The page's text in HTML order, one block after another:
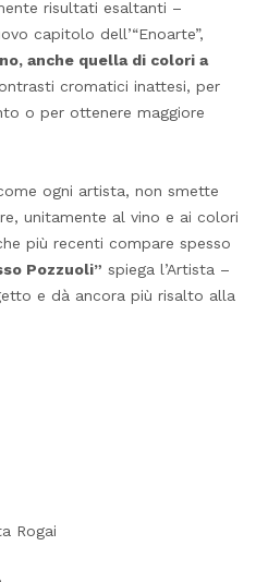
risultati esaltanti –
capitolo dell’“Enoarte”,
anche quella di colori a
cromatici inattesi, per
o per ottenere maggiore
ogni artista, non smette
unitamente al vino e ai colori
più recenti compare spesso
Pozzuoli” spiega l’Artista –
e dà ancora più risalto alla
Rogai